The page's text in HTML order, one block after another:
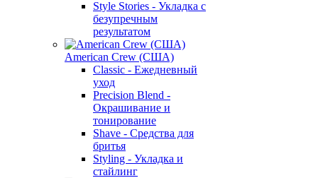
Style Stories - Укладка с
безупречным
результатом
American Crew (США)
Classic - Ежедневный
уход
Precision Blend -
Окрашивание и
тонирование
Shave - Средства для
бритья
Styling - Укладка и
стайлинг